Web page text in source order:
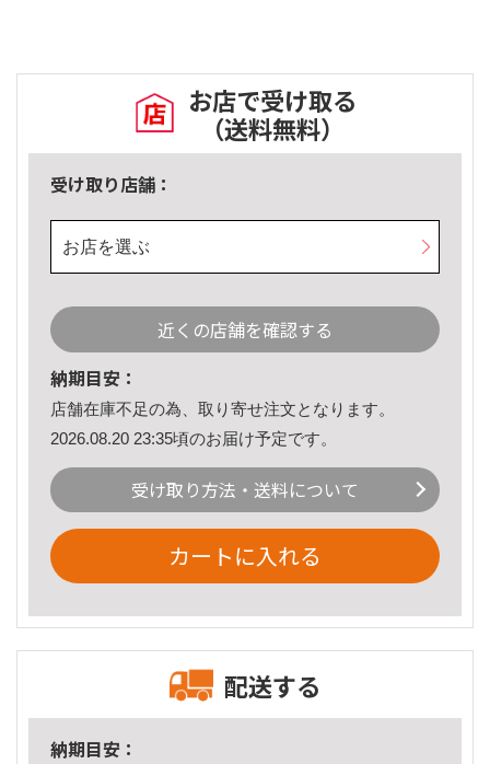
お店で受け取る
（送料無料）
受け取り店舗：
お店を選ぶ
近くの店舗を確認する
納期目安：
店舗在庫不足の為、取り寄せ注文となります。
2026.08.20 23:35頃のお届け予定です。
受け取り方法・送料について
カートに入れる
配送する
納期目安：